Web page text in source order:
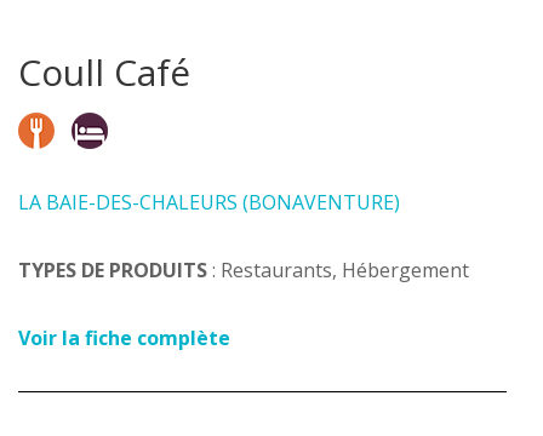
Coull Café
LA BAIE-DES-CHALEURS (BONAVENTURE)
TYPES DE PRODUITS: Restaurants, Hébergement
Voir la fiche complète